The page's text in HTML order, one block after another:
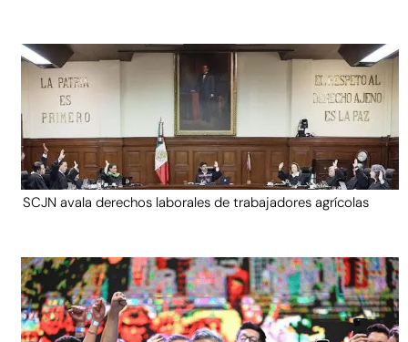
SCJN avala derechos laborales de trabajadores agrícolas